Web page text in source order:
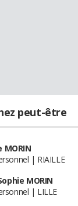
peut-être
MORIN
| RIAILLE
MORIN
| LILLE